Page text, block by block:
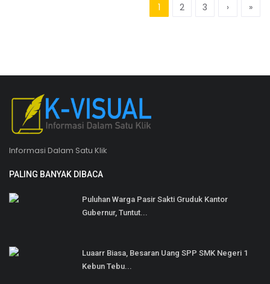
1 2 3 › »
Informasi Dalam Satu Klik
PALING BANYAK DIBACA
Puluhan Warga Pasir Sakti Gruduk Kantor
Gubernur, Tuntut...
Luaarr Biasa, Besaran Uang SPP SMK Negeri 1
Kebun Tebu...